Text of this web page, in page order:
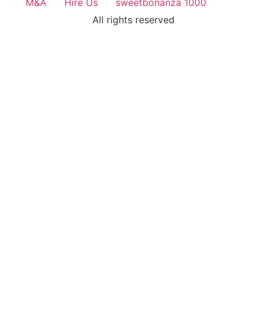
All rights reserved